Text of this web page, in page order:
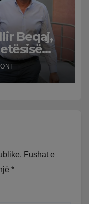
Beqaj,
i
Fushat e
*